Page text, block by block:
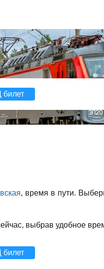
билет
, время в пути.
выбрав удобное
билет